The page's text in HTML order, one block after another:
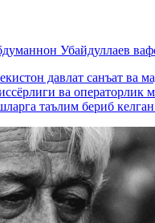
Убайдуллаев
давлат санъат ва
ва операторлик
таълим бериб